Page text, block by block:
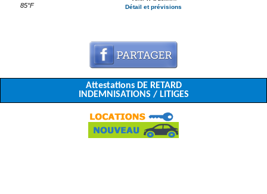
85°F Détail et prévisions
Attestations DE RETARD
INDEMNISATIONS / LITIGES